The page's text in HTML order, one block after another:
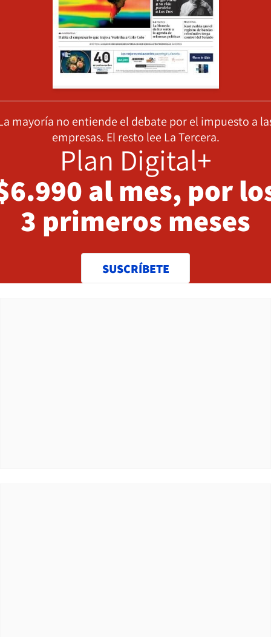
mayoría no entiende el debate por el impuesto a
empresas. El resto lee La Tercera.
Plan Digital+
al mes, por
3 primeros meses
SUSCRÍBETE